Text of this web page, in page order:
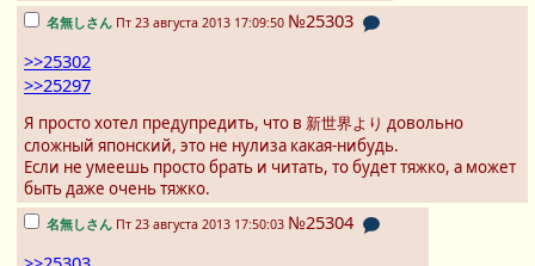
名無しさん Пт 23 августа 2013 17:09:50 №25303
>>25302
>>25297
Я просто хотел предупредить, что в 新世界より довольно
сложный японский, это не нулиза какая-нибудь.
Если не умеешь просто брать и читать, то будет тяжко, а может
быть даже очень тяжко.
名無しさん Пт 23 августа 2013 17:50:03 №25304